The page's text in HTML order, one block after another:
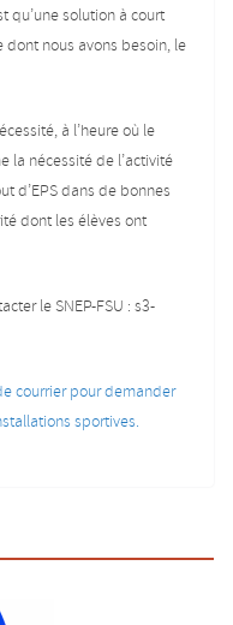
qu’une solution à court
dont nous avons besoin, le
à l’heure où le
la nécessité de l’activité
d’EPS dans de bonnes
dont les élèves ont
le SNEP-FSU : s3-
courrier pour demander
sportives.